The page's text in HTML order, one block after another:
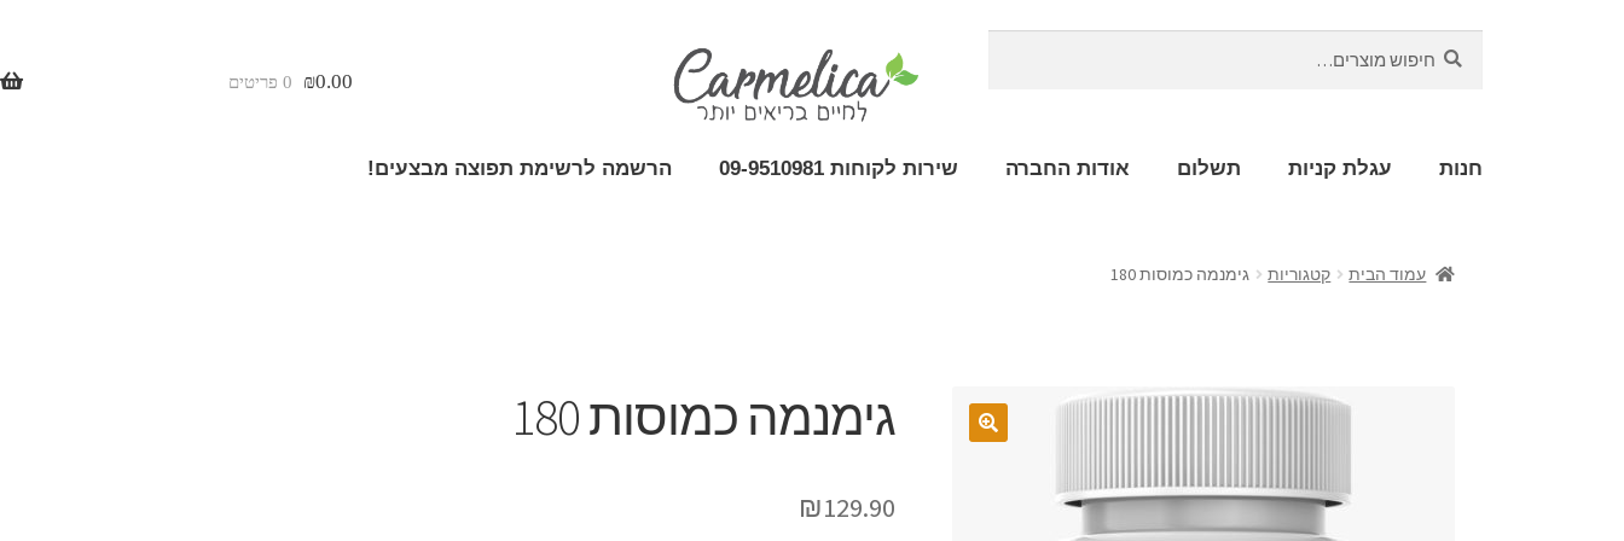
₪0.00 0 פריטים
חנות עגלת קניות תשלום אודות החברה שירות לקוחות 09-9510981 הרשמה לרשימת תפוצה מבצעים!
עמוד הבית קטגוריות גימנמה כמוסות 180
גימנמה כמוסות 180
₪129.90